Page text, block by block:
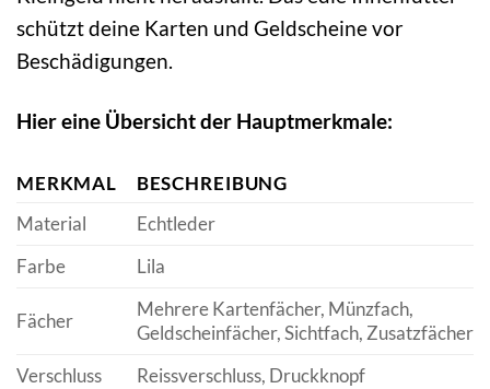
schützt deine Karten und Geldscheine vor
Beschädigungen.
Hier eine Übersicht der Hauptmerkmale:
MERKMAL
BESCHREIBUNG
Material
Echtleder
Farbe
Lila
Fächer
Mehrere Kartenfächer, Münzfach,
Geldscheinfächer, Sichtfach, Zusatzfächer
Verschluss
Reissverschluss, Druckknopf